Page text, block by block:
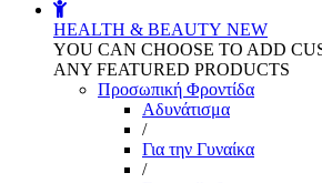
HEALTH & BEAUTY NEW
YOU CAN CHOOSE TO ADD
ANY FEATURED PRODUCTS
Προσωπική Φροντίδα
Αδυνάτισμα
/
Για την Γυναίκα
/